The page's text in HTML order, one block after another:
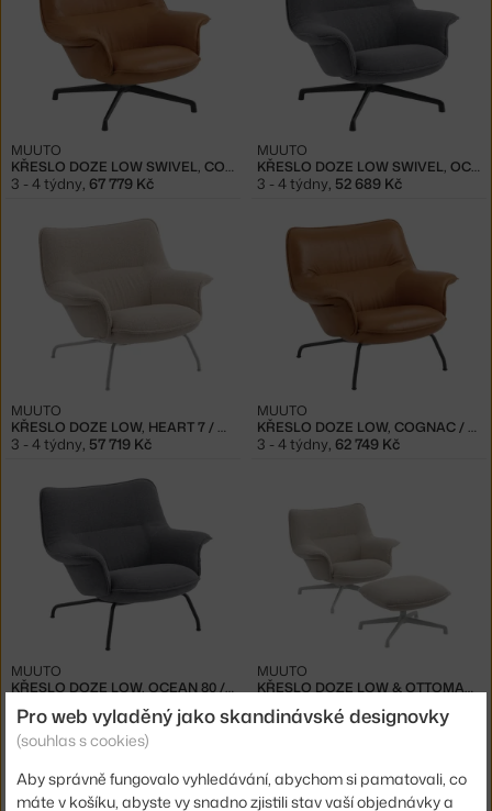
KŘESLO DOZE LOW SWIVEL, COGNAC / ANTHRACITE
MUUTO
3 - 4 týdny, 67 779 Kč
KŘESLO DOZE LOW SWIVEL, OCEAN 80 / ANTHRACITE
MUUTO
3 - 4 týdny, 52 689 Kč
KŘESLO DOZE LOW, HEART 7 / GREY
MUUTO
3 - 4 týdny, 57 719 Kč
KŘESLO DOZE LOW, COGNAC / ANTHRACITE
MUUTO
3 - 4 týdny, 62 749 Kč
KŘESLO DOZE LOW, OCEAN 80 / ANTHRACITE
MUUTO
3 - 4 týdny 47 659 Kč
KŘESLO DOZE LOW & OTTOMAN SWIVEL, HEART 7 / GREY
MUUTO
6 - 8 týdnů 92 804 Kč
Pro web vyladěný jako skandinávské designovky
(souhlas s cookies)
Aby správně fungovalo vyhledávání, abychom si pamatovali, co
máte v košíku, abyste vy snadno zjistili stav vaší objednávky a